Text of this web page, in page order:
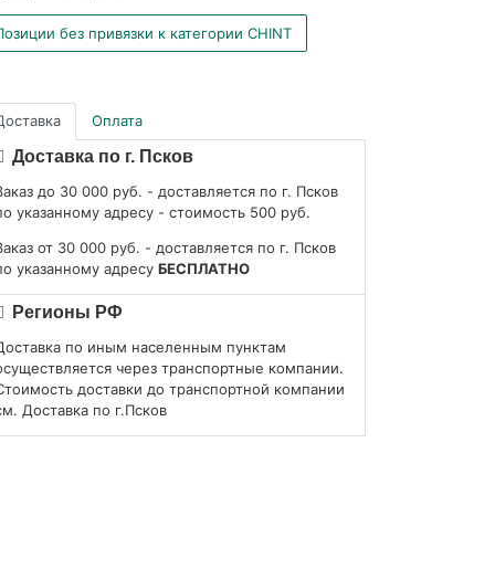
без привязки к категории CHINT
Оплата
Доставка по г. Псков
до 30 000 руб. - доставляется по г. Псков
указанному адресу - стоимость 500 руб.
от 30 000 руб. - доставляется по г. Псков
указанному адресу БЕСПЛАТНО
Регионы РФ
по иным населенным пунктам
через транспортные компании.
доставки до транспортной компании
Доставка по г.Псков